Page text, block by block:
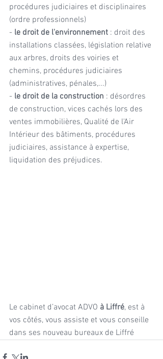
procédures judiciaires et disciplinaires
(ordre professionnels)
- le droit de l'environnement : droit des
installations classées, législation relative
aux arbres, droits des voiries et
chemins, procédures judiciaires
(administratives, pénales,...)
- le droit de la construction : désordres
de construction, vices cachés lors des
ventes immobilières, Qualité de l'Air
Intérieur des bâtiments, procédures
judiciaires, assistance à expertise,
liquidation des préjudices.
Le cabinet d’avocat ADVO à Liffré, est à
vos côtés, vous assiste et vous conseille
dans ses nouveau bureaux de Liffré